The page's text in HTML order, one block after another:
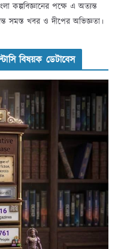
কল্পবিজ্ঞানের পক্ষে এ অত্যন্ত
সমস্ত খবর ও দীপের অভিজ্ঞতা।
বিষয়ক ডেটাবেস